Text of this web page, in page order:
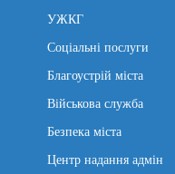
УЖКГ
Соціальні послуги
Благоустрій міста
Військова служба
Безпека міста
Центр надання адмін